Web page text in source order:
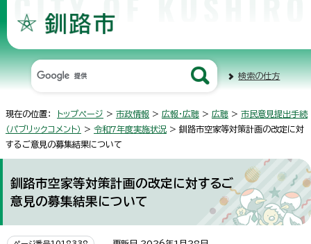
検索の仕方
現在の位置： トップページ > 市政情報 > 広報・広聴 > 広聴 > 市民意見提出手続
（パブリックコメント） > 令和7年度実施状況 > 釧路市空家等対策計画の改定に対
するご意見の募集結果について
釧路市空家等対策計画の改定に対するご
意見の募集結果について